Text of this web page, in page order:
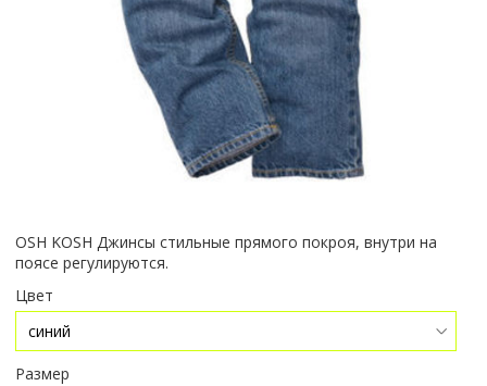
OSH KOSH Джинсы стильные прямого покроя, внутри на
поясе регулируются.
Цвет
Размер